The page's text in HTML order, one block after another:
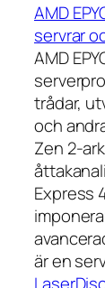
AMD
servrar
AMD
trådar,
och
Zen 2-
Express
är en